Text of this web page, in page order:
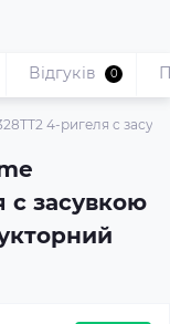
4-ригеля c
c засувкою
Відгуків 0